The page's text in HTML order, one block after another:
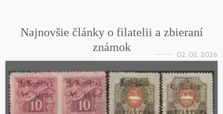
Najnovšie články o filatelii a zbieraní
známok
02. 02. 2026